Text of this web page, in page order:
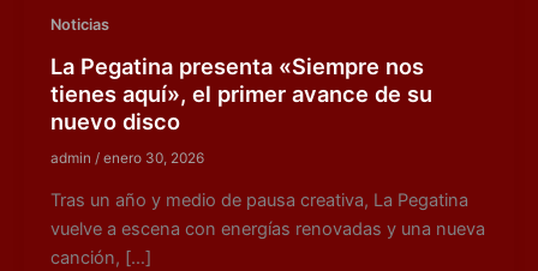
Noticias
La Pegatina presenta «Siempre nos
tienes aquí», el primer avance de su
nuevo disco
admin / enero 30, 2026
Tras un año y medio de pausa creativa, La Pegatina
vuelve a escena con energías renovadas y una nueva
canción, […]